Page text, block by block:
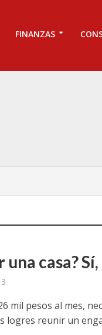
FINANZAS
una casa?
mil pesos al mes,
logres reunir un